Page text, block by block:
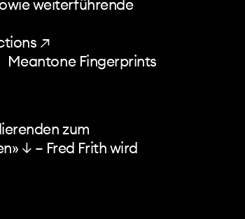
weiterführende
↗
Meantone Fingerprints
zum
↓ – Fred Frith wird